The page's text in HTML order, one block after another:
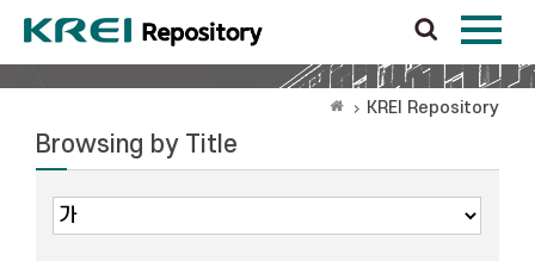
KREI Repository
Browsing by Title